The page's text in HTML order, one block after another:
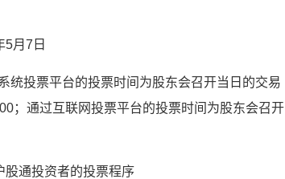
5月7日
统投票平台的投票时间为股东会召开当日的交易
；通过互联网投票平台的投票时间为股东会召开
股通投资者的投票程序